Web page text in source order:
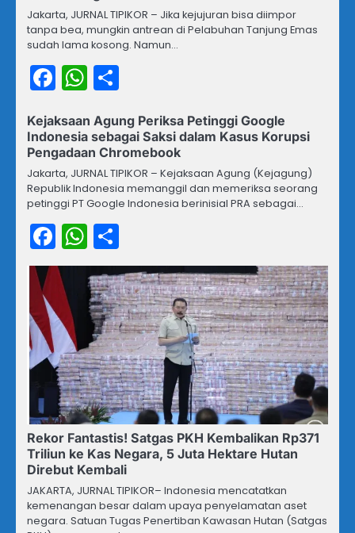
Jakarta, JURNAL TIPIKOR – Jika kejujuran bisa diimpor
tanpa bea, mungkin antrean di Pelabuhan Tanjung Emas
sudah lama kosong. Namun…
Facebook
WhatsApp
Kejaksaan Agung Periksa Petinggi Google
Indonesia sebagai Saksi dalam Kasus Korupsi
Pengadaan Chromebook
Jakarta, JURNAL TIPIKOR – Kejaksaan Agung (Kejagung)
Republik Indonesia memanggil dan memeriksa seorang
petinggi PT Google Indonesia berinisial PRA sebagai…
Facebook
WhatsApp
Rekor Fantastis! Satgas PKH Kembalikan Rp371
Triliun ke Kas Negara, 5 Juta Hektare Hutan
Direbut Kembali
JAKARTA, JURNAL TIPIKOR– Indonesia mencatatkan
kemenangan besar dalam upaya penyelamatan aset
negara. Satuan Tugas Penertiban Kawasan Hutan (Satgas